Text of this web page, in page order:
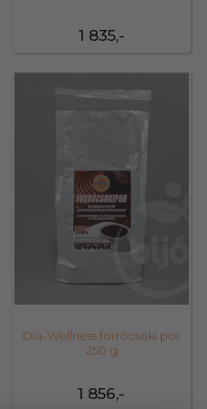
1 835,-
1 856,-
Dia-Wellness forrócsoki por
250 g